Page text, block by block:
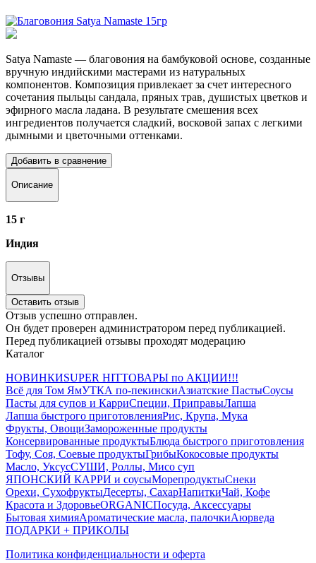
Satya Namaste — благовония на бамбуковой основе, созданные
вручную индийскими мастерами из натуральных
компонентов. Композиция привлекает за счет интересного
сочетания пыльцы сандала, пряных трав, душистых цветков и
эфирного масла ладана. В результате смешения всех
ингредиентов получается сладкий, восковой запах с легкими
дымными и цветочными оттенками.
Добавить в сравнение
Описание
15 г
Индия
Отзывы
Оставить отзыв
Отзыв успешно отправлен.
Он будет проверен администратором перед публикацией.
Перед публикацией отзывы проходят модерацию
Каталог
НОВИНКИSUPER HITТОВАРЫ по АКЦИИ!!!
Всё для Том ЯмУТКА по-пекинскиАзиатские ПастыСоусы
Пасты для супов и КарриСпеции, ПриправыЛапша
Лапша быстрого приготовленияРис, Крупа, Мука
Фрукты, ОвощиЗамороженные продукты
Консервированные продуктыБлюда быстрого приготовления
Тофу, Соя, Соевые продуктыГрибыКокосовые продукты
Масло, УксусСУШИ, Роллы, Мисо суп
ЯПОНСКИЙ КАРРИ и соусыМорепродуктыСнеки
Орехи, СухофруктыДесерты, СахарНапиткиЧай, Кофе
Красота и ЗдоровьеORGANICПосуда, Аксессуары
Бытовая химияАроматические масла, палочкиАюрведа
ПОДАРКИ + ПРИКОЛЫ
Политика конфиденциальности и оферта